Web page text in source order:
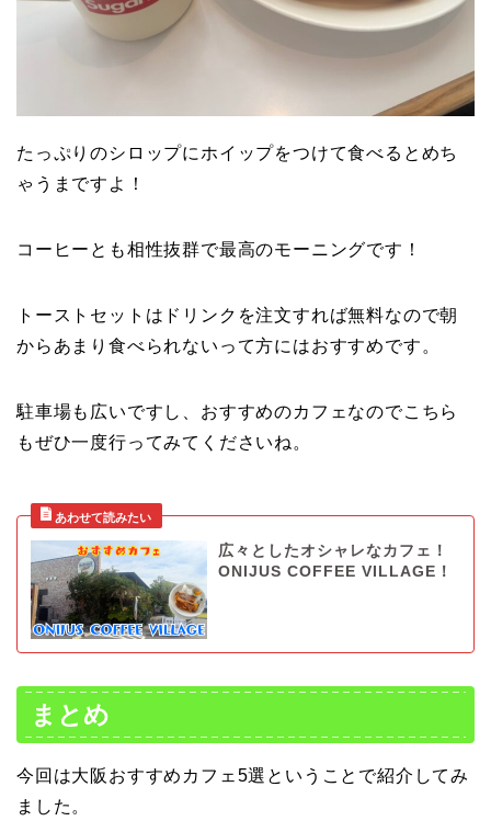
たっぷりのシロップにホイップをつけて食べるとめち
ゃうまですよ！
コーヒーとも相性抜群で最高のモーニングです！
トーストセットはドリンクを注文すれば無料なので朝
からあまり食べられないって方にはおすすめです。
駐車場も広いですし、おすすめのカフェなのでこちら
もぜひ一度行ってみてくださいね。
広々としたオシャレなカフェ！
ONIJUS COFFEE VILLAGE！
まとめ
今回は大阪おすすめカフェ5選ということで紹介してみ
ました。